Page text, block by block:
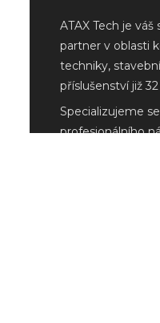
ATAX Tech je váš
partner v oblasti
techniky,
příslušenství již
Specializujeme
profesionálního